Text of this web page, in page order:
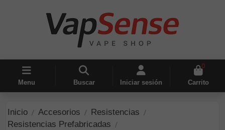
Menu Buscar Iniciar sesión
0
Carrito
Inicio Accesorios
Resistencias
Resistencias Prefabricadas